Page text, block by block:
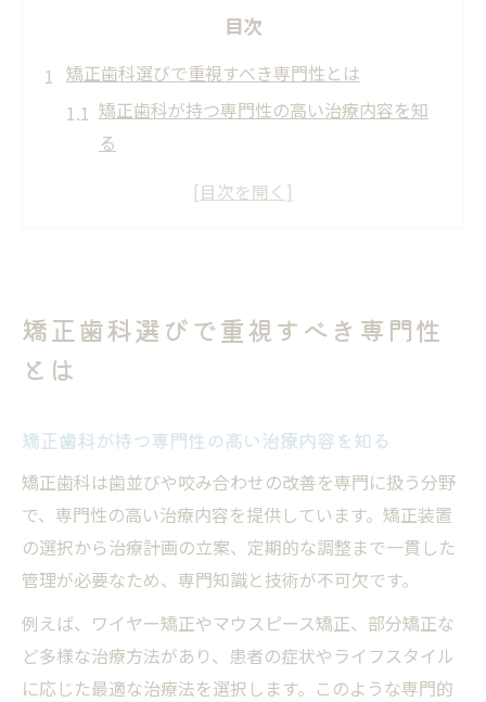
目次
矯正歯科選びで重視すべき専門性とは
矯正歯科が持つ専門性の高い治療内容を知
る
矯正歯科の専門性と認定医の違いを解説
納得できる矯正歯科の見極めコツ
標
矯正歯科の治療法や難症例への対応力を確
認
矯正歯科の口コミとランキングの活用法と
は
治療を比較する際の矯正歯科の基準
矯正歯科治療法の種類と選び方のポイント
矯正歯科選びで重視すべき専門性
とは
矯正歯科が持つ専門性の高い治療内容を知る
矯正歯科は歯並びや咬み合わせの改善を専門に扱う分野
で、専門性の高い治療内容を提供しています。矯正装置
の選択から治療計画の立案、定期的な調整まで一貫した
管理が必要なため、専門知識と技術が不可欠です。
例えば、ワイヤー矯正やマウスピース矯正、部分矯正な
ど多様な治療方法があり、患者の症状やライフスタイル
に応じた最適な治療法を選択します。このような専門的